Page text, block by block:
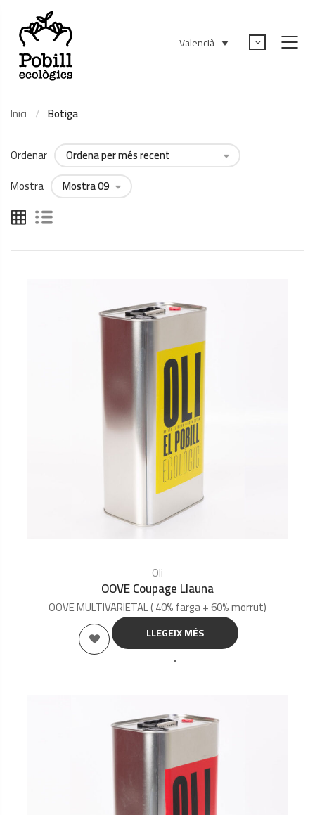
Valencià
Inici Botiga
Ordenar
Mostra
Oli
OOVE Coupage Llauna
OOVE MULTIVARIETAL ( 40% farga + 60% morrut)
LLEGEIX MÉS